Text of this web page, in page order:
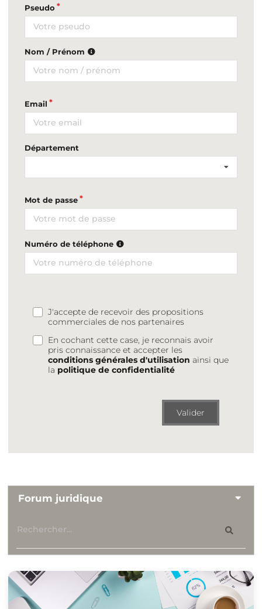
Pseudo
Nom / Prénom
Email
Département
Mot de passe
Numéro de téléphone
J'accepte de recevoir des propositions
commerciales de nos partenaires
En cochant cette case, je reconnais avoir
pris connaissance et accepter les
conditions générales d'utilisation ainsi que
la politique de confidentialité
Valider
Forum juridique